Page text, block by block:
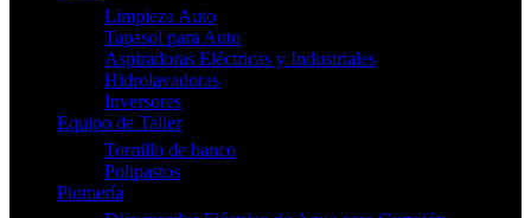
Limpieza Auto
Tapasol para Auto
Aspiradoras Eléctricas y Industriales
Hidrolavadoras
Inversores
Equipo de Taller
Tornillo de banco
Polipastos
Plomería